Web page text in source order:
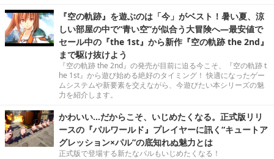
『空の軌跡』を遊ぶのは「今」がベスト！暑い夏、涼
しい部屋の中で“青い空”が似合う大冒険へ―最安値で
セール中の『the 1st』から新作『空の軌跡 the 2nd』
まで駆け抜けよう
『空の軌跡 the 2nd』の発売が目前に迫る今こそ、『空の軌跡 t
he 1st』から遊び始める絶好のタイミング！ 快適になったゲー
ムシステムや新要素を交えながら、今遊びたい本シリーズの魅
力を紹介します。
かわいい…だからこそ、いじめたくなる。正式版リリ
ースの『パルワールド』プレイヤーに訊く“キュートア
グレッション×パル”の底知れぬ魅力とは
正式版で登場する新たなパルもいじめたくなる！